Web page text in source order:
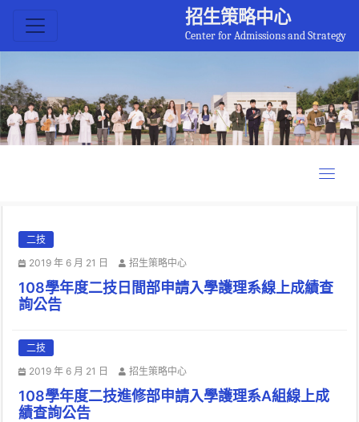
招生策略中心
Center for Admissions and Strategy
二技
2019 年 6 月 21 日
招生策略中心
108學年度二技日間部申請入學護理系線上成績查
詢公告
二技
2019 年 6 月 21 日
招生策略中心
108學年度二技進修部申請入學護理系A組線上成
績查詢公告